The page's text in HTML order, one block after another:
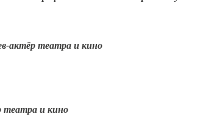
актёр театра и кино
театра и кино